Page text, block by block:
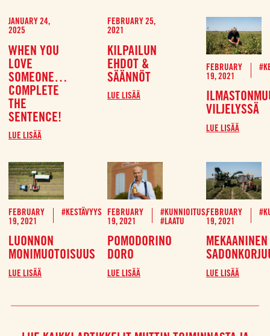
JANUARY 24,
2025
WHEN YOU
LOVE
SOMEONE…
COMPLETE
THE
SENTENCE!
LUE LISÄÄ
FEBRUARY 25,
2021
KILPAILUN
EHDOT &
SÄÄNNÖT
LUE LISÄÄ
FEBRUARY
19, 2021
VILJELYSSÄ
LUE LISÄÄ
FEBRUARY
19, 2021
#KESTÄVYYS
LUONNON
MONIMUOTOISUUS
LUE LISÄÄ
FEBRUARY
19, 2021
#KUNNIOITUS,
#LAATU
POMODORINO
DORO
LUE LISÄÄ
FEBRUARY
19, 2021
MEKAANINEN
LUE LISÄÄ